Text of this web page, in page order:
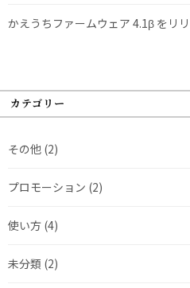
かえうちファームウェア 4.1β をリ
カテゴリー
その他 (2)
プロモーション (2)
使い方 (4)
未分類 (2)